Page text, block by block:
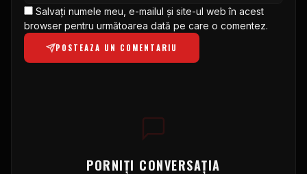
Salvați numele meu, e-mailul și site-ul web în acest
browser pentru următoarea dată pe care o comentez.
POSTEAZA UN COMENTARIU
PORNIȚI CONVERSAȚIA